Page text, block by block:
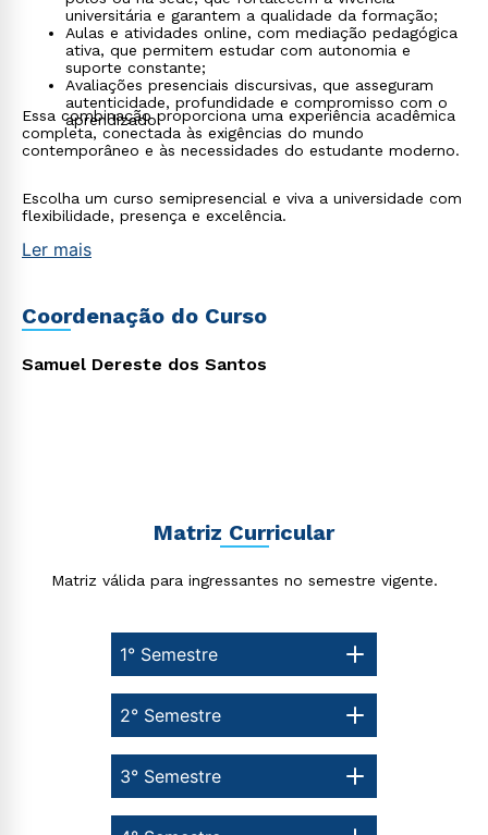
universitária e garantem a qualidade da formação;
Aulas e atividades online, com mediação pedagógica
ativa, que permitem estudar com autonomia e
suporte constante;
Avaliações presenciais discursivas, que asseguram
autenticidade, profundidade e compromisso com o
aprendizado.
Essa combinação proporciona uma experiência acadêmica
completa, conectada às exigências do mundo
contemporâneo e às necessidades do estudante moderno.
Escolha um curso semipresencial e viva a universidade com
flexibilidade, presença e excelência.
Ler mais
Coordenação do Curso
Samuel Dereste dos Santos
Matriz Curricular
Matriz válida para ingressantes no semestre vigente.
1° Semestre
3° Semestre
2° Semestre
Estou de acordo com aPolítica de Privacidade. e
autorizo que meus dados sejam utilizados para o
envio de conteúdos da Cruzeiro do Sul.